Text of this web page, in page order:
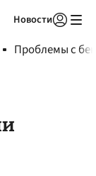
Новости
Проблемы с